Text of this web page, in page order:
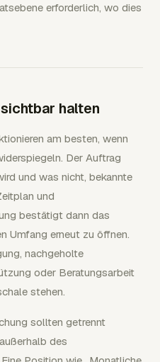
erforderlich, wo dies
halten
am besten, wenn
Der Auftrag
und was nicht, bekannte
und
bestätigt dann das
Umfang erneut zu öffnen.
nachgeholte
oder Beratungsarbeit
stehen.
sollten getrennt
des